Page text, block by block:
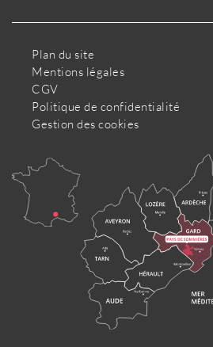
Plan du site
Mentions légales
CGV
Politique de confidentialité
Gestion des cookies